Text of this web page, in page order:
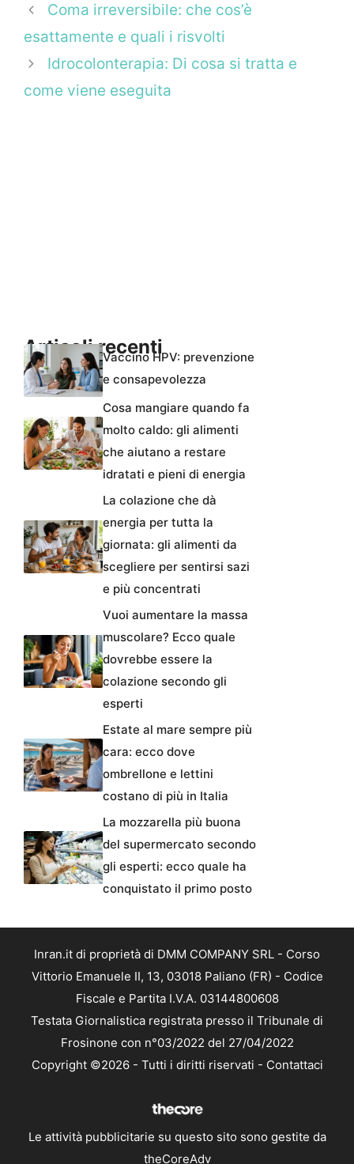
Coma irreversibile: che cos’è
esattamente e quali i risvolti
Idrocolonterapia: Di cosa si tratta e
come viene eseguita
Articoli recentiVaccino HPV: prevenzione
e consapevolezza
Cosa mangiare quando fa
molto caldo: gli alimenti
che aiutano a restare
idratati e pieni di energia
La colazione che dà
energia per tutta la
giornata: gli alimenti da
scegliere per sentirsi sazi
e più concentrati
Vuoi aumentare la massa
muscolare? Ecco quale
dovrebbe essere la
colazione secondo gli
esperti
Estate al mare sempre più
cara: ecco dove
ombrellone e lettini
costano di più in Italia
La mozzarella più buona
del supermercato secondo
gli esperti: ecco quale ha
conquistato il primo posto
Inran.it di proprietà di DMM COMPANY SRL - Corso
Vittorio Emanuele II, 13, 03018 Paliano (FR) - Codice
Fiscale e Partita I.V.A. 03144800608
Testata Giornalistica registrata presso il Tribunale di
Frosinone con n°03/2022 del 27/04/2022
Copyright ©2026 - Tutti i diritti riservati - Contattaci
Le attività pubblicitarie su questo sito sono gestite da
theCoreAdv